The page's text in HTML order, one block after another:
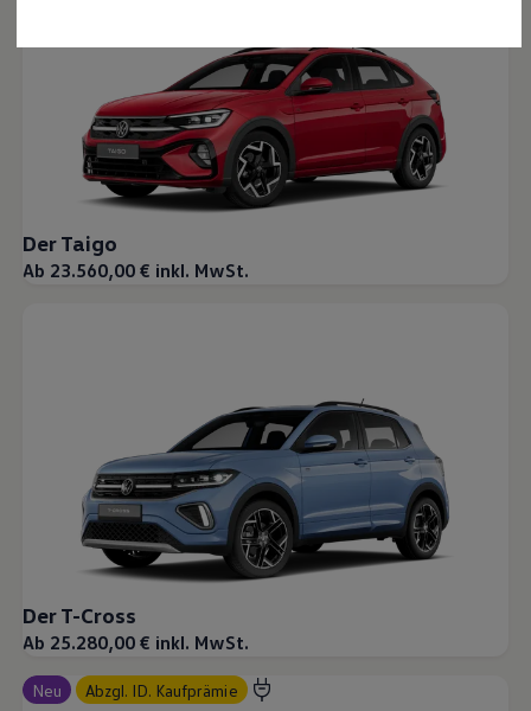
Vorgängermodelle
Kundeninformationen
Volkswagen Kundenbetreuung
Warn- und Kontrollleuchten
Assistenzsysteme
Digitale Betriebsanleitung
Live Beratung
Magazin
Familie
Der Taigo
Ab 23.560,00 € inkl. MwSt.
Der T-Cross
Ab 25.280,00 € inkl. MwSt.
Neu abzgl. ID. Kaufprämie